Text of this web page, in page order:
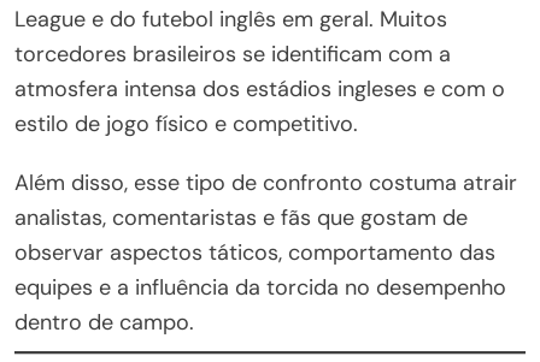
League e do futebol inglês em geral. Muitos
torcedores brasileiros se identificam com a
atmosfera intensa dos estádios ingleses e com o
estilo de jogo físico e competitivo.
Além disso, esse tipo de confronto costuma atrair
analistas, comentaristas e fãs que gostam de
observar aspectos táticos, comportamento das
equipes e a influência da torcida no desempenho
dentro de campo.